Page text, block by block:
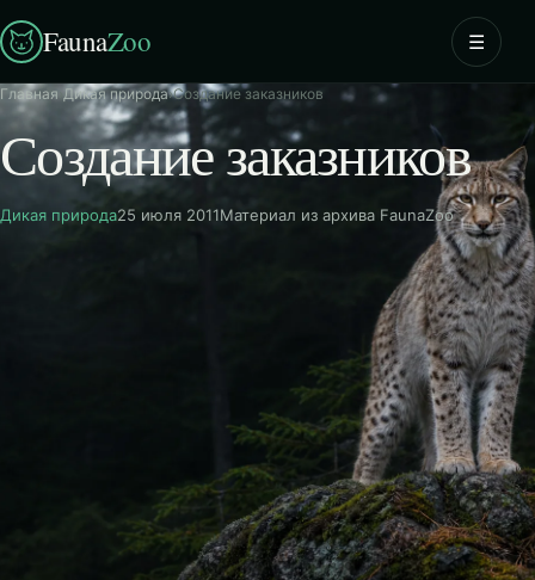
FaunaZoo ☰
Главная Дикая природа›Создание заказников
Создание заказников
Дикая природа25 июля 2011Материал из архива FaunaZoo